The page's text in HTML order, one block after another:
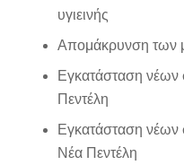
υγιεινής
Απομάκρυνση των
Εγκατάσταση
Πεντέλη
Εγκατάσταση
Νέα Πεντέλη